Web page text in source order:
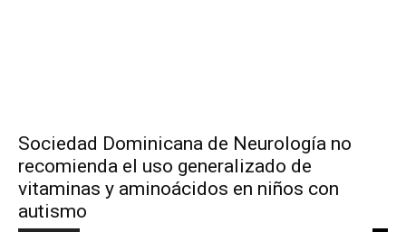
Sociedad Dominicana de Neurología no
recomienda el uso generalizado de
vitaminas y aminoácidos en niños con
autismo